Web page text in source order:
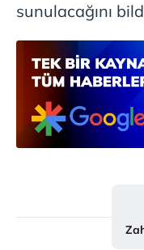
sunulacağını